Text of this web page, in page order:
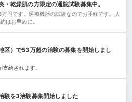
・乾燥肌の方限定の通院試験募集中。
円です。医療機器の試験なのでお手軽です。人
はお早めに。
区）で53万超の治験の募集を開始しまし
給されます。
験を3治験募集開始しました